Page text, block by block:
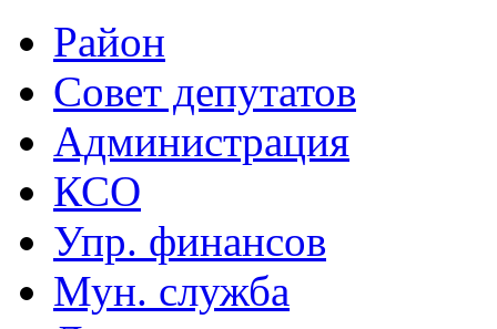
Район
Совет депутатов
Администрация
КСО
Упр. финансов
Мун. служба